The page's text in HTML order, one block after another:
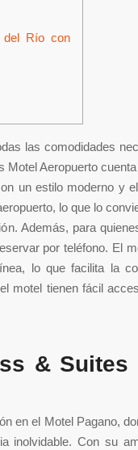
del Río con
las comodidades
Aeropuerto
un estilo moderno y
lo que lo
Además, para
por teléfono. El
lo que facilita la
motel tienen fácil
& Suites
en el Motel Pagano,
inolvidable. Con su